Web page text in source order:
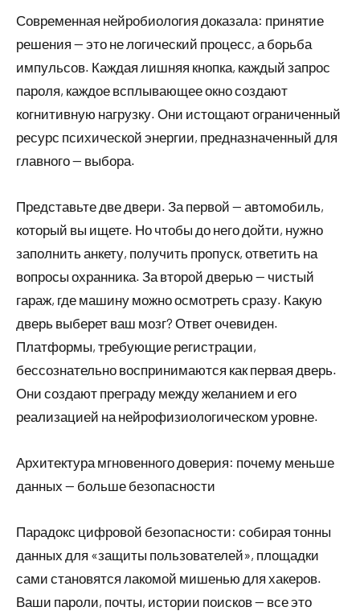
Современная нейробиология доказала: принятие
решения — это не логический процесс, а борьба
импульсов. Каждая лишняя кнопка, каждый запрос
пароля, каждое всплывающее окно создают
когнитивную нагрузку. Они истощают ограниченный
ресурс психической энергии, предназначенный для
главного — выбора.
Представьте две двери. За первой — автомобиль,
который вы ищете. Но чтобы до него дойти, нужно
заполнить анкету, получить пропуск, ответить на
вопросы охранника. За второй дверью — чистый
гараж, где машину можно осмотреть сразу. Какую
дверь выберет ваш мозг? Ответ очевиден.
Платформы, требующие регистрации,
бессознательно воспринимаются как первая дверь.
Они создают преграду между желанием и его
реализацией на нейрофизиологическом уровне.
Архитектура мгновенного доверия: почему меньше
данных — больше безопасности
Парадокс цифровой безопасности: собирая тонны
данных для «защиты пользователей», площадки
сами становятся лакомой мишенью для хакеров.
Ваши пароли, почты, истории поисков — все это